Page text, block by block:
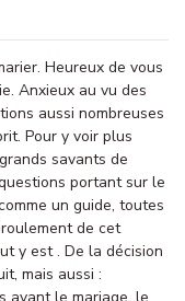
Heureux de vous
Anxieux au vu des
aussi nombreuses
Pour y voir plus
savants de
portant sur le
un guide, toutes
de cet
y est . De la décision
mais aussi :
avant le mariage, le